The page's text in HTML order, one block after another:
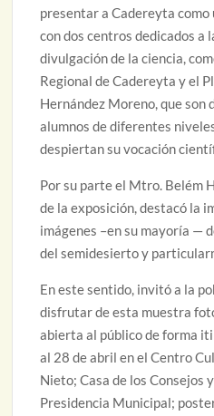
presentar a Cadereyta como
con dos centros dedicados a
divulgación de la ciencia,
Regional de Cadereyta y el
Hernández Moreno, que son
alumnos de diferentes
despiertan su vocación
Por su parte el Mtro. Belém
de la exposición, destacó la
imágenes –en su mayoría —
del semidesierto y
En este sentido, invitó a la
disfrutar de esta muestra
abierta al público de forma
al 28 de abril en el Centro
Nieto; Casa de los Consejos
Presidencia Municipal;